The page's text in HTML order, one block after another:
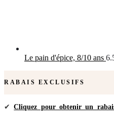
Le pain d'épice, 8/10 ans
RABAIS EXCLUSIFS
✔Cliquez pour obtenir un